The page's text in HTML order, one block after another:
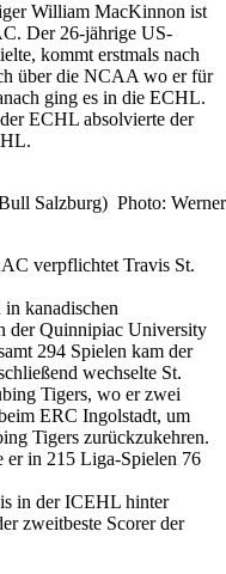
William MacKinnon ist
Der 26-jährige US-
kommt erstmals nach
über die NCAA wo er für
ging es in die ECHL.
ECHL absolvierte der
Salzburg) Photo: Werner
verpflichtet Travis St.
kanadischen
der Quinnipiac University
294 Spielen kam der
wechselte St.
Tigers, wo er zwei
ERC Ingolstadt, um
Tigers zurückzukehren.
er in 215 Liga-Spielen 76
in der ICEHL hinter
zweitbeste Scorer der